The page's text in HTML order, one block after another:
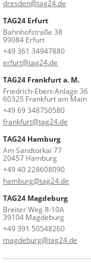
dresden@tag24.de
TAG24 Erfurt
Bahnhofstraße 38
99084 Erfurt
+49 361 34947880
erfurt@tag24.de
TAG24 Frankfurt a. M.
Friedrich-Ebert-Anlage 36
60325 Frankfurt am Main
+49 69 348750580
frankfurt@tag24.de
TAG24 Hamburg
Am Sandtorkai 77
20457 Hamburg
+49 40 228608090
hamburg@tag24.de
TAG24 Magdeburg
Breiter Weg 8-10A
39104 Magdeburg
+49 391 50548260
magdeburg@tag24.de